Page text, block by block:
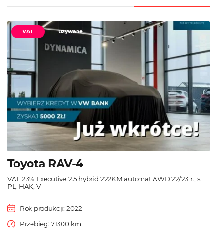
VAT Używane
Toyota RAV-4
VAT 23% Executive 2.5 hybrid 222KM automat AWD 22/23 r., s.
PL, HAK, V
Rok produkcji: 2022
Przebieg: 71300 km